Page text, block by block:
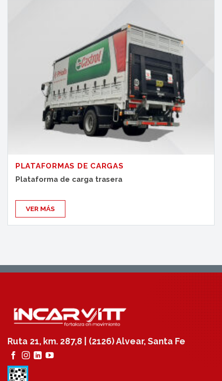
PLATAFORMAS DE CARGAS
Plataforma de carga trasera
VER MÁS
Ruta 21, km. 287,8 | (2126) Alvear, Santa Fe